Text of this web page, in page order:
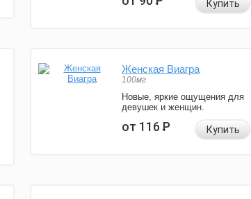
Купить
Женская Виагра
100мг
Новые, яркие ощущения для
девушек и женщин.
от 116Р Купить